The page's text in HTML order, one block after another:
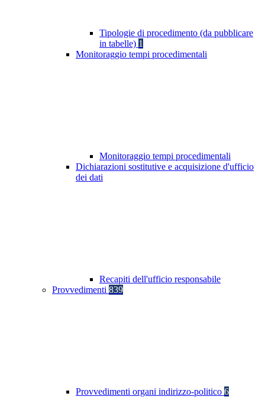
Tipologie di procedimento (da pubblicare
in tabelle) 1
Monitoraggio tempi procedimentali
Monitoraggio tempi procedimentali
Dichiarazioni sostitutive e acquisizione d'ufficio
dei dati
Recapiti dell'ufficio responsabile
Provvedimenti 839
Provvedimenti organi indirizzo-politico 6